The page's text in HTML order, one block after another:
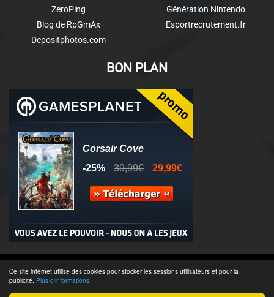
Ce site internet utilise des cookies pour stocker les sessions utilisateurs et pour la
publicité. Plus d'informations
ZeroPing
Blog de RpGmAx
Depositphotos.com
Génération Nintendo
Esportrecrutement.fr
BON PLAN